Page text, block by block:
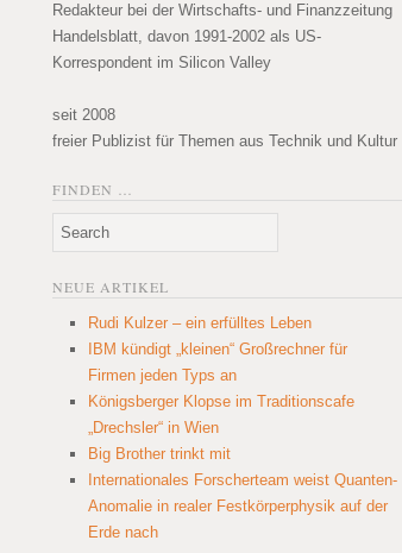
Redakteur bei der Wirtschafts- und Finanzzeitung
Handelsblatt, davon 1991-2002 als US-
Korrespondent im Silicon Valley
seit 2008
freier Publizist für Themen aus Technik und Kultur
FINDEN …
NEUE ARTIKEL
Rudi Kulzer – ein erfülltes Leben
IBM kündigt „kleinen“ Großrechner für
Firmen jeden Typs an
Königsberger Klopse im Traditionscafe
„Drechsler“ in Wien
Big Brother trinkt mit
Internationales Forscherteam weist Quanten-
Anomalie in realer Festkörperphysik auf der
Erde nach